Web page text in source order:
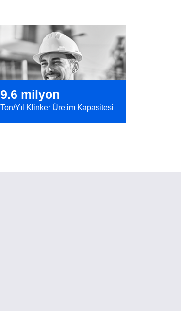
9.6 milyon
Ton/Yıl Klinker Üretim Kapasitesi